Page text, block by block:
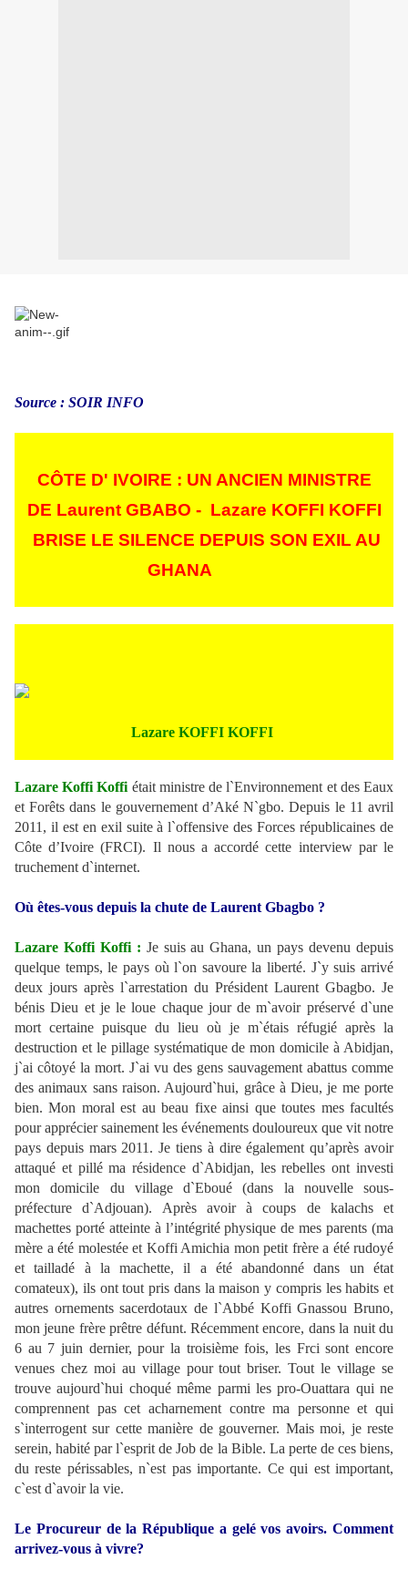
Source : SOIR INFO
CÔTE D' IVOIRE : UN ANCIEN MINISTRE
DE Laurent GBABO - Lazare KOFFI KOFFI
BRISE LE SILENCE DEPUIS SON EXIL AU
GHANA
Lazare KOFFI KOFFI
Lazare Koffi Koffi était ministre de l`Environnement et des Eaux
et Forêts dans le gouvernement d’Aké N`gbo. Depuis le 11 avril
2011, il est en exil suite à l`offensive des Forces républicaines de
Côte d’Ivoire (FRCI). Il nous a accordé cette interview par le
truchement d`internet.
Où êtes-vous depuis la chute de Laurent Gbagbo ?
Lazare Koffi Koffi : Je suis au Ghana, un pays devenu depuis
quelque temps, le pays où l`on savoure la liberté. J`y suis arrivé
deux jours après l`arrestation du Président Laurent Gbagbo. Je
bénis Dieu et je le loue chaque jour de m`avoir préservé d`une
mort certaine puisque du lieu où je m`étais réfugié après la
destruction et le pillage systématique de mon domicile à Abidjan,
j`ai côtoyé la mort. J`ai vu des gens sauvagement abattus comme
des animaux sans raison. Aujourd`hui, grâce à Dieu, je me porte
bien. Mon moral est au beau fixe ainsi que toutes mes facultés
pour apprécier sainement les événements douloureux que vit notre
pays depuis mars 2011. Je tiens à dire également qu’après avoir
attaqué et pillé ma résidence d`Abidjan, les rebelles ont investi
mon domicile du village d`Eboué (dans la nouvelle sous-
préfecture d`Adjouan). Après avoir à coups de kalachs et
machettes porté atteinte à l’intégrité physique de mes parents (ma
mère a été molestée et Koffi Amichia mon petit frère a été rudoyé
et tailladé à la machette, il a été abandonné dans un état
comateux), ils ont tout pris dans la maison y compris les habits et
autres ornements sacerdotaux de l`Abbé Koffi Gnassou Bruno,
mon jeune frère prêtre défunt. Récemment encore, dans la nuit du
6 au 7 juin dernier, pour la troisième fois, les Frci sont encore
venues chez moi au village pour tout briser. Tout le village se
trouve aujourd`hui choqué même parmi les pro-Ouattara qui ne
comprennent pas cet acharnement contre ma personne et qui
s`interrogent sur cette manière de gouverner. Mais moi, je reste
serein, habité par l`esprit de Job de la Bible. La perte de ces biens,
du reste périssables, n`est pas importante. Ce qui est important,
c`est d`avoir la vie.
Le Procureur de la République a gelé vos avoirs. Comment
arrivez-vous à vivre?